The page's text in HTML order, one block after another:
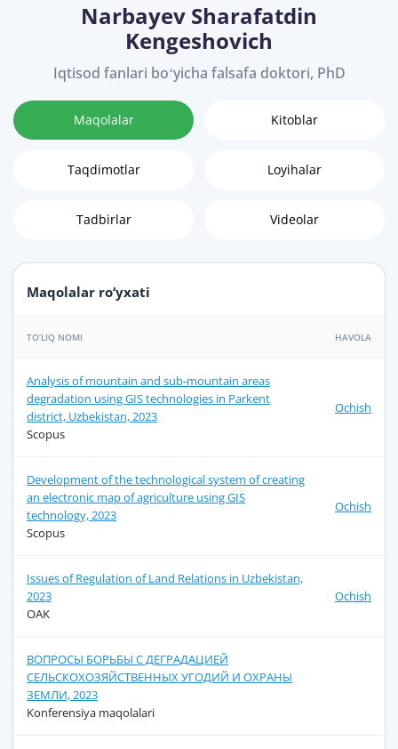
Narbayev Sharafatdin
Kengeshovich
Iqtisod fanlari boʻyicha falsafa doktori, PhD
Maqolalar Kitoblar
Taqdimotlar Loyihalar
Tadbirlar Videolar
Maqolalar ro‘yxati
TO‘LIQ NOMI HAVOLA
Analysis of mountain and sub-mountain areas
degradation using GIS technologies in Parkent
district, Uzbekistan, 2023
Scopus
Ochish
Development of the technological system of creating
an electronic map of agriculture using GIS
technology, 2023
Scopus
Ochish
Issues of Regulation of Land Relations in Uzbekistan,
2023
OAK
Ochish
ВОПРОСЫ БОРЬБЫ С ДЕГРАДАЦИЕЙ
СЕЛЬСКОХОЗЯЙСТВЕННЫХ УГОДИЙ И ОХРАНЫ
ЗЕМЛИ, 2023
Konferensiya maqolalari